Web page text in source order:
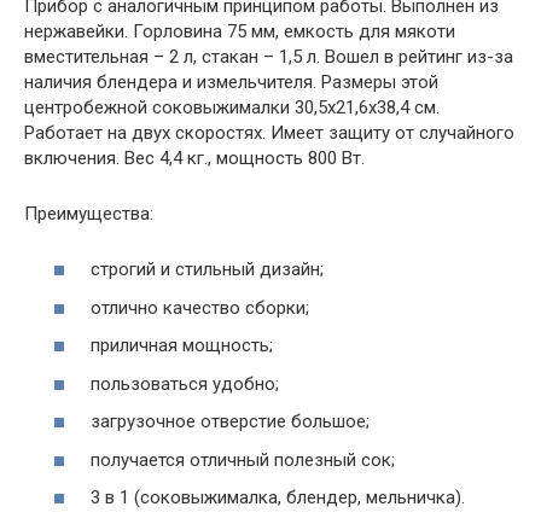
Прибор с аналогичным принципом работы. Выполнен из
нержавейки. Горловина 75 мм, емкость для мякоти
вместительная – 2 л, стакан – 1,5 л. Вошел в рейтинг из-за
наличия блендера и измельчителя. Размеры этой
центробежной соковыжималки 30,5х21,6х38,4 см.
Работает на двух скоростях. Имеет защиту от случайного
включения. Вес 4,4 кг., мощность 800 Вт.
Преимущества:
строгий и стильный дизайн;
отлично качество сборки;
приличная мощность;
пользоваться удобно;
загрузочное отверстие большое;
получается отличный полезный сок;
3 в 1 (соковыжималка, блендер, мельничка).